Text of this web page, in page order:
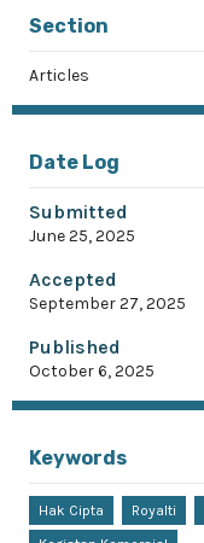
Section
Articles
Date Log
Submitted
June 25, 2025
Accepted
September 27, 2025
Published
October 6, 2025
Keywords
Hak Cipta Royalti